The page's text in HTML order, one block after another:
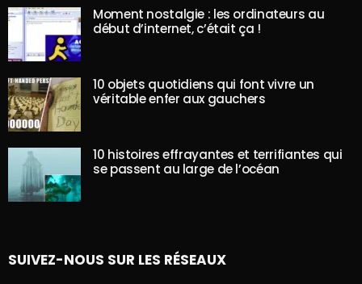
Moment nostalgie : les ordinateurs au
début d’internet, c’était ça !
10 objets quotidiens qui font vivre un
véritable enfer aux gauchers
10 histoires effrayantes et terrifiantes qui
se passent au large de l’océan
SUIVEZ-NOUS SUR LES RÉSEAUX